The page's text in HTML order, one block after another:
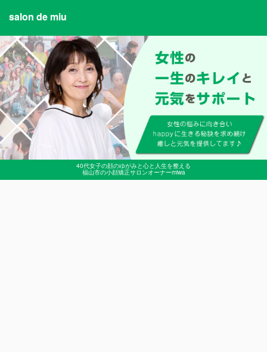
40代女子の顔のゆがみと心と人生を整える
福山市の小顔矯正サロンオーナーmiwa
salon de miu